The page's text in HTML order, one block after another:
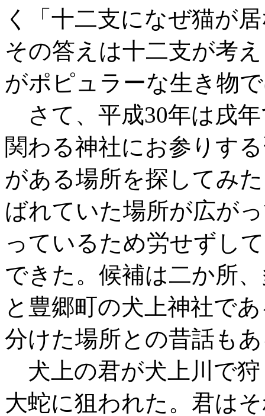
く「十二支になぜ猫が
その答えは十二支が考
がポピュラーな生き物
さて、平成30年は戌
関わる神社にお参りす
がある場所を探してみ
ばれていた場所が広が
っているため労せずし
できた。候補は二か所
と豊郷町の犬上神社で
分けた場所との昔話も
犬上の君が犬上川で
大蛇に狙われた。君は